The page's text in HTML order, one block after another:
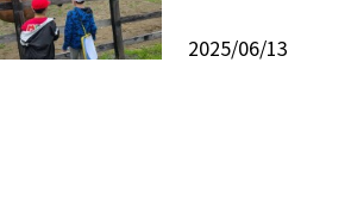
2025/06/13